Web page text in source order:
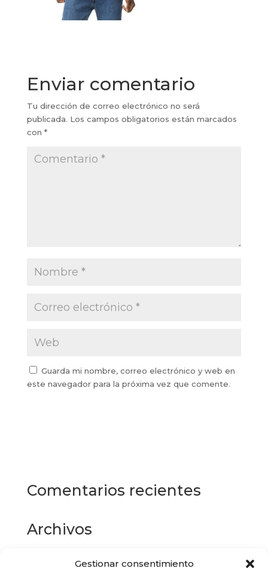
Gestionar consentimiento
Enviar comentario
Tu dirección de correo electrónico no será
publicada. Los campos obligatorios están marcados
con *
Guarda mi nombre, correo electrónico y web en
este navegador para la próxima vez que comente.
Comentarios recientes
Archivos